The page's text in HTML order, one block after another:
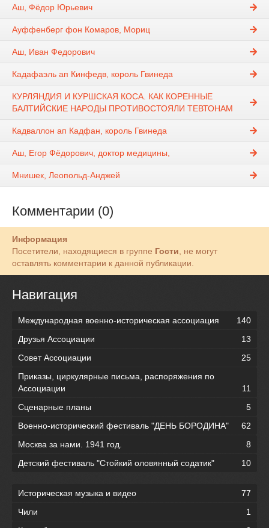
Аш, Фёдор Юрьевич
Ауффенберг фон Комаров, Мориц
Аш, Иван Федорович
Кадафаэль ап Кинфедв, король Гвинеда
КУРЛЯНДИЯ И КУРШСКАЯ КОСА. КАК КОРЕННЫЕ
БАЛТИЙСКИЕ НАРОДЫ ПРОТИВОСТОЯЛИ ТЕВТОНАМ
Кадваллон ап Кадфан, король Гвинеда
Аш, Егор Фёдорович, доктор медицины,
Мнишек, Леопольд-Анджей
Комментарии (0)
Информация
Посетители, находящиеся в группе Гости, не могут
оставлять комментарии к данной публикации.
Навигация
Международная военно-историческая ассоциация
140
Друзья Ассоциации
13
Совет Ассоциации
25
Приказы, циркулярные письма, распоряжения по
Ассоциации
11
Сценарные планы
5
Военно-исторический фестиваль "ДЕНЬ БОРОДИНА"
62
Москва за нами. 1941 год.
8
Детский фестиваль "Стойкий оловянный содатик"
10
Историческая музыка и видео
77
Чили
1